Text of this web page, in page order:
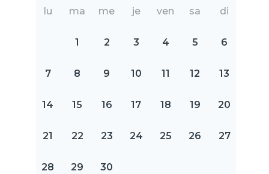
lu ma me je ven sa di
1 2 3 4 5 6
7 8 9 10 11 12 13
14 15 16 17 18 19 20
21 22 23 24 25 26 27
28 29 30